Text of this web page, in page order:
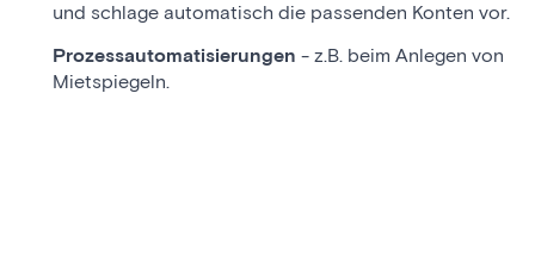
und schlage automatisch die passenden Konten vor.
Prozessautomatisierungen - z.B. beim Anlegen von
Mietspiegeln.